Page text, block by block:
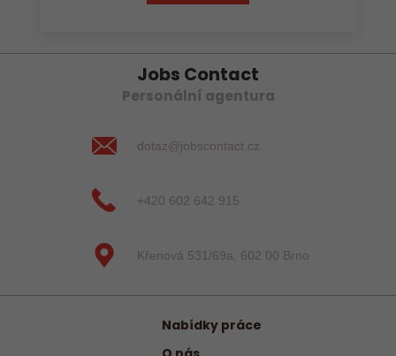
Jobs Contact
Personální agentura
dotaz@jobscontact.cz
+420 602 642 915
Křenová 531/69a, 602 00 Brno
Nabídky práce